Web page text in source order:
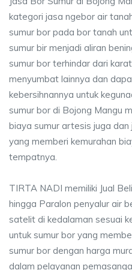
kategori jasa ngebor air
sumur bor pada bor tanah
sumur bir menjadi aliran
sumur bor terhindar dari
menyumbat lainnya dan
kebersihnannya untuk
sumur bor di Bojong Mangu
biaya sumur artesis juga
yang memberi kemurahan
tempatnya.
TIRTA NADI memiliki Jual
hingga Paralon penyalur air
satelit di kedalaman sesuai
untuk sumur bor yang
sumur bor dengan harga
dalam pelayanan